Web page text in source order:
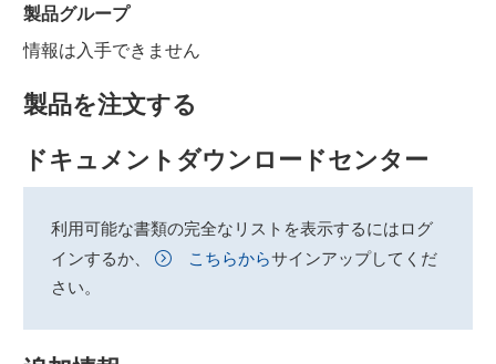
製品グループ
情報は入手できません
製品を注文する
ドキュメントダウンロードセンター
利用可能な書類の完全なリストを表示するにはログ
インするか、
こちらからサインアップしてくだ
さい。